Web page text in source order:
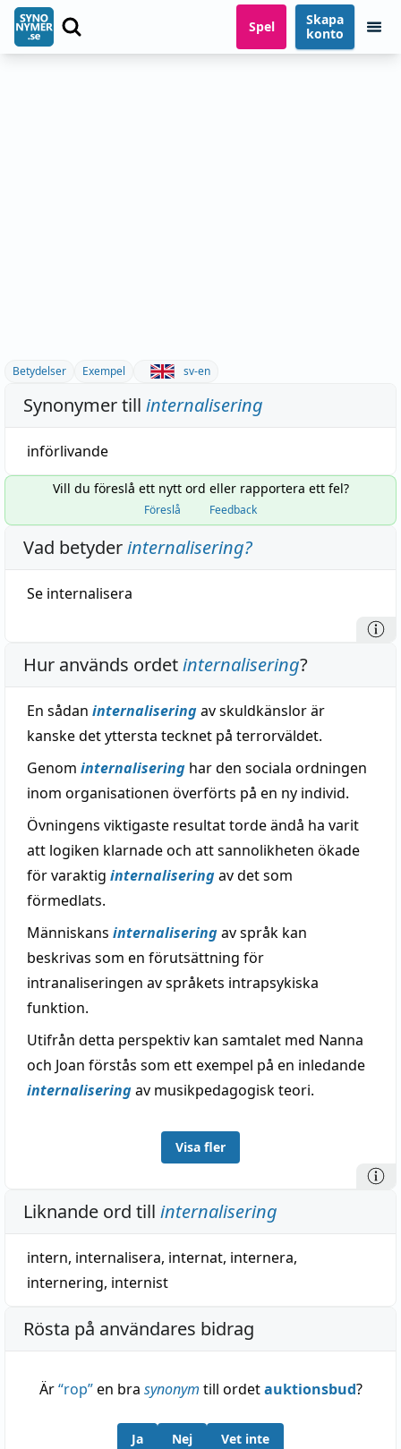
Spel
Skapa
konto
Betydelser Exempel sv-en
Synonymer till internalisering
införlivande
Vill du föreslå ett nytt ord eller rapportera ett fel?
Föreslå Feedback
Vad betyderinternalisering?
Se internalisera
Hur används ordetinternalisering?
En sådan internaliseringav skuldkänslor är
kanske det yttersta tecknet på terrorväldet.
Genom internalisering har den sociala ordningen
inom organisationen överförts på en ny individ.
Övningens viktigaste resultat torde ändå ha varit
att logiken klarnade och att sannolikheten ökade
för varaktig internaliseringav det som
förmedlats.
Människans internaliseringav språk kan
beskrivas som en förutsättning för
intranaliseringen av språkets intrapsykiska
funktion.
Utifrån detta perspektiv kan samtalet med Nanna
och Joan förstås som ett exempel på en inledande
internaliseringav musikpedagogisk teori.
Visa fler
Liknande ord till internalisering
intern, internalisera, internat, internera,
internering, internist
Rösta på användares bidrag
Är“rop”en bra synonym till ordetauktionsbud?
Ja Nej Vet inte